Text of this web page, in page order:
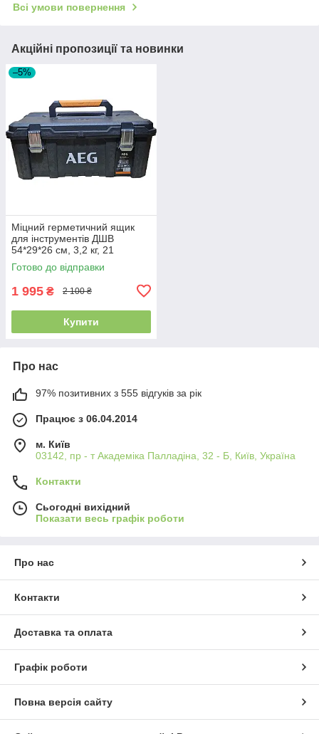
Всі умови повернення
Акційні пропозиції та новинки
–5%
Міцний герметичний ящик
для інструментів ДШВ
54*29*26 см, 3,2 кг, 21
дюймів, 21,5л, великий
посилений кейс AEG
Готово до відправки
1 995 ₴ 2 100 ₴
Купити
Про нас
97% позитивних з 555 відгуків за рік
Працює з 06.04.2014
м. Київ
03142, пр - т Академіка Палладіна, 32 - Б, Київ, Україна
Контакти
Сьогодні вихідний
Показати весь графік роботи
Про нас
Контакти
Доставка та оплата
Графік роботи
Повна версія сайту